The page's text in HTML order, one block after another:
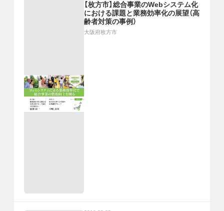
【枚方市】総合事業のWebシステム化
における課題と業務効率化の展望（高
齢者対策の事例）
大阪府枚方市